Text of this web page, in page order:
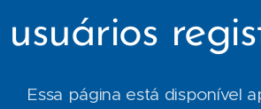
usuários
Essa página está disponível